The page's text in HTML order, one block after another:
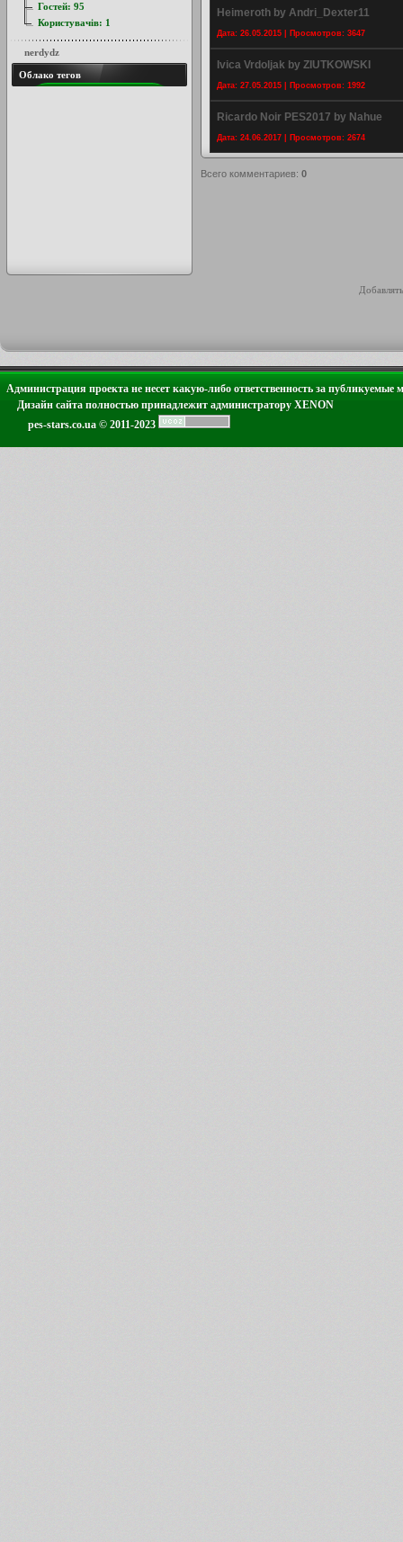
Heimeroth by Andri_Dexter11
Дата: 26.05.2015 | Просмотров: 3647
Ivica Vrdoljak by ZIUTKOWSKI
Дата: 27.05.2015 | Просмотров: 1992
Ricardo Noir PES2017 by Nahue
Дата: 24.06.2017 | Просмотров: 2674
Всего комментариев: 0
Гостей: 95
Користувачів: 1
nerdydz
Облако тегов
Администрация проекта не несет какую-либо ответственность за публикуемые
Дизайн сайта полностью принадлежит администратору XENON
pes-stars.co.ua © 2011-2023